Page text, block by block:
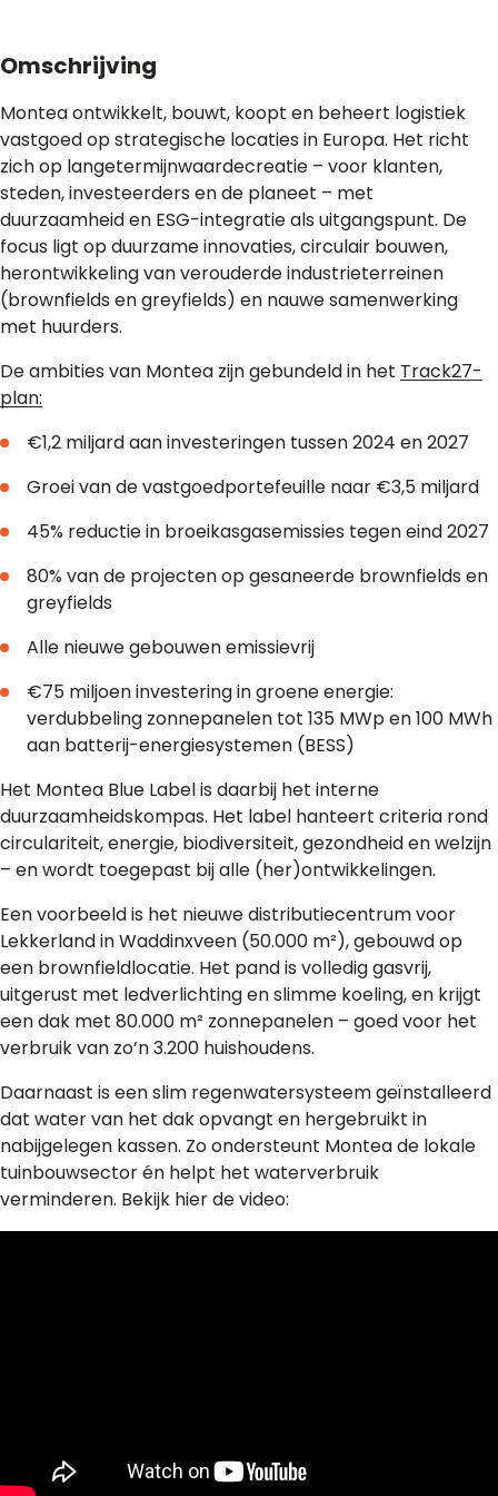
Omschrijving
Montea ontwikkelt, bouwt, koopt en beheert logistiek
vastgoed op strategische locaties in Europa. Het richt
zich op langetermijnwaardecreatie – voor klanten,
steden, investeerders en de planeet – met
duurzaamheid en ESG-integratie als uitgangspunt. De
focus ligt op duurzame innovaties, circulair bouwen,
herontwikkeling van verouderde industrieterreinen
(brownfields en greyfields) en nauwe samenwerking
met huurders.
De ambities van Montea zijn gebundeld in het Track27-
plan:
€1,2 miljard aan investeringen tussen 2024 en 2027
Groei van de vastgoedportefeuille naar €3,5 miljard
45% reductie in broeikasgasemissies tegen eind 2027
80% van de projecten op gesaneerde brownfields en
greyfields
Alle nieuwe gebouwen emissievrij
€75 miljoen investering in groene energie:
verdubbeling zonnepanelen tot 135 MWp en 100 MWh
aan batterij-energiesystemen (BESS)
Het Montea Blue Label is daarbij het interne
duurzaamheidskompas. Het label hanteert criteria rond
circulariteit, energie, biodiversiteit, gezondheid en welzijn
– en wordt toegepast bij alle (her)ontwikkelingen.
Een voorbeeld is het nieuwe distributiecentrum voor
Lekkerland in Waddinxveen (50.000 m²), gebouwd op
een brownfieldlocatie. Het pand is volledig gasvrij,
uitgerust met ledverlichting en slimme koeling, en krijgt
een dak met 80.000 m² zonnepanelen – goed voor het
verbruik van zo’n 3.200 huishoudens.
Daarnaast is een slim regenwatersysteem geïnstalleerd
dat water van het dak opvangt en hergebruikt in
nabijgelegen kassen. Zo ondersteunt Montea de lokale
tuinbouwsector én helpt het waterverbruik
verminderen. Bekijk hier de video: